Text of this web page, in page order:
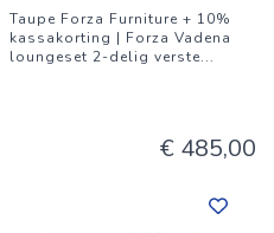
Taupe Forza Furniture + 10%
kassakorting | Forza Vadena
loungeset 2-delig verste...
€ 485,00